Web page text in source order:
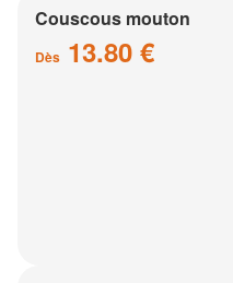
Couscous mouton
Dès 13.80 €